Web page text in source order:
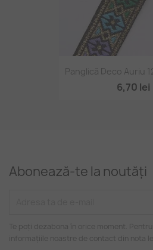
Panglică Deco Auriu
6,70 lei
Abonează-te la noutăți
Te poți dezabona în orice moment.
informațiile noastre de contact din nota